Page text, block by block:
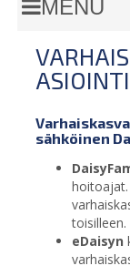
sähköinen
toisilleen.
eDaisyn